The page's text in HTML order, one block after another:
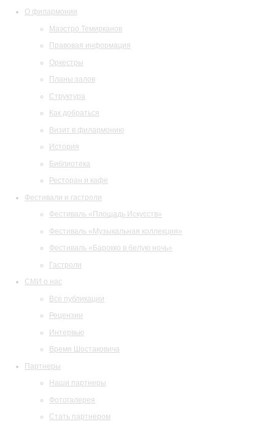
О филармонии
Маэстро Темирканов
Правовая информация
Оркестры
Планы залов
Структура
Как добраться
Визит в филармонию
История
Библиотека
Ресторан и кафе
Фестивали и гастроли
Фестиваль «Площадь Искусств»
Фестиваль «Музыкальная коллекция»
Фестиваль «Барокко в белую ночь»
Гастроли
СМИ о нас
Все публикации
Рецензии
Интервью
Время Шостаковича
Партнеры
Наши партнеры
Фотогалерея
Стать партнером